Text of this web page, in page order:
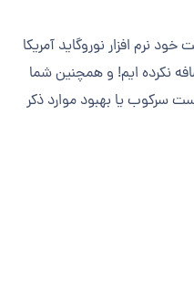
نرم افزار نوروگاید آمریکا
نکرده ایم! و همچنین شما
سرکوب یا بهبود موارد ذکر